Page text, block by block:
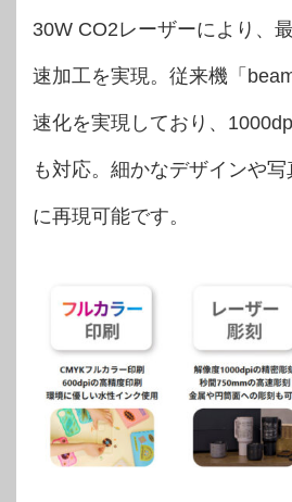
30W CO2レーザーにより、
速加工を実現。従来機「
速化を実現しており、
も対応。細かなデザインや
に再現可能です。